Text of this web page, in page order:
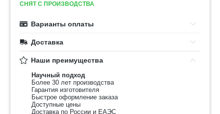
СНЯТ С ПРОИЗВОДСТВА
Варианты оплаты
Доставка
Наши преимущества
Научный подход
Более 30 лет производства
Гарантия изготовителя
Быстрое оформление заказа
Доступные цены
Доставка по России и ЕАЭС